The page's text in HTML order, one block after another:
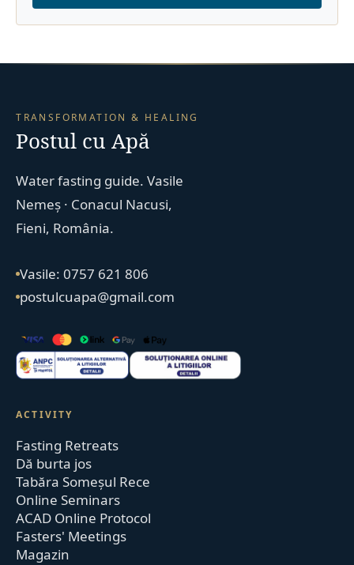
TRANSFORMATION & HEALING
Postul cu Apă
Water fasting guide. Vasile
Nemeș · Conacul Nacusi,
Fieni, România.
Vasile: 0757 621 806
postulcuapa@gmail.com
ACTIVITY
Fasting Retreats
Dă burta jos
Tabăra Someșul Rece
Online Seminars
ACAD Online Protocol
Fasters' Meetings
Magazin